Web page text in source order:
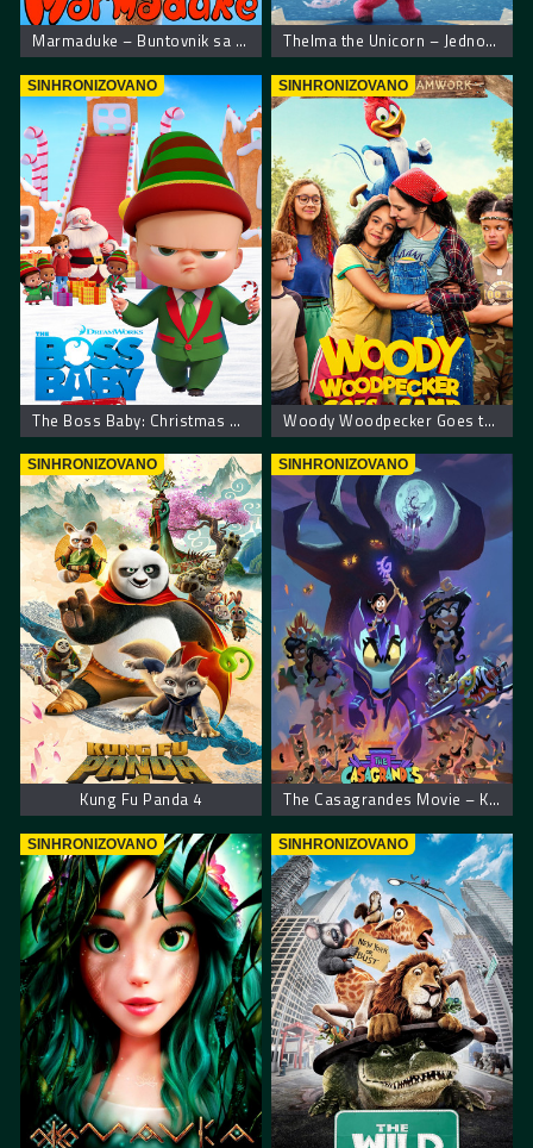
Marmaduke – Buntovnik sa 4 noge Thelma the Unicorn – Jednorožica Telma
SINHRONIZOVANO
The Boss Baby: Christmas Bonus – Mali šef: Božićni bonus
SINHRONIZOVANO
Woody Woodpecker Goes to Camp
SINHRONIZOVANO
Kung Fu Panda 4
SINHRONIZOVANO
The Casagrandes Movie – Kasagrandesi
SINHRONIZOVANO SINHRONIZOVANO